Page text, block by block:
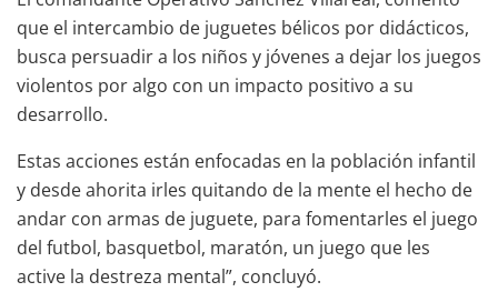
que el intercambio de juguetes bélicos por didácticos,
busca persuadir a los niños y jóvenes a dejar los juegos
violentos por algo con un impacto positivo a su
desarrollo.
Estas acciones están enfocadas en la población infantil
y desde ahorita irles quitando de la mente el hecho de
andar con armas de juguete, para fomentarles el juego
del futbol, basquetbol, maratón, un juego que les
active la destreza mental”, concluyó.